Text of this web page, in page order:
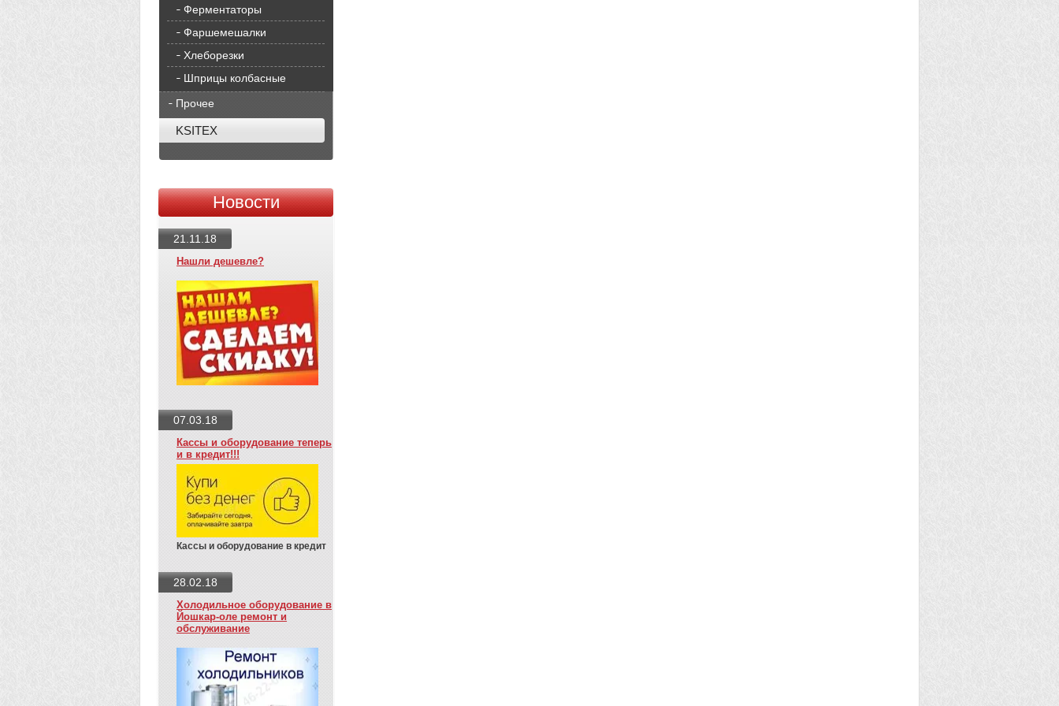
Ферментаторы
Фаршемешалки
Хлеборезки
Шприцы колбасные
Прочее
KSITEX
Новости
21.11.18
Нашли дешевле?
07.03.18
Кассы и оборудование теперь
и в кредит!!!
Кассы и оборудование в кредит
28.02.18
Холодильное оборудование в
Йошкар-оле ремонт и
обслуживание